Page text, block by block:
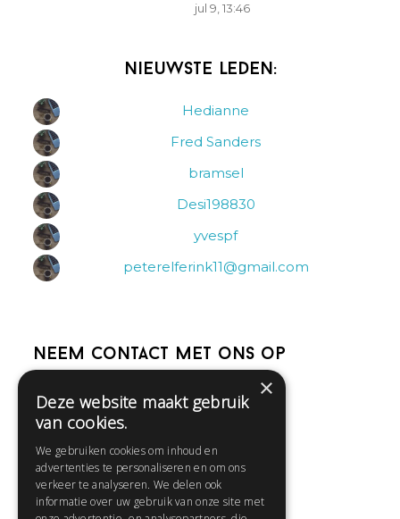
jul 9, 13:46
Nieuwste leden:
Hedianne
Fred Sanders
bramsel
Desi198830
yvespf
peterelferink11@gmail.com
Neem contact met ons op
Help
Contact
Huisregels
×
Deze website maakt gebruik
van cookies.
We gebruiken cookies om inhoud en
advertenties te personaliseren en om ons
verkeer te analyseren. We delen ook
informatie over uw gebruik van onze site met